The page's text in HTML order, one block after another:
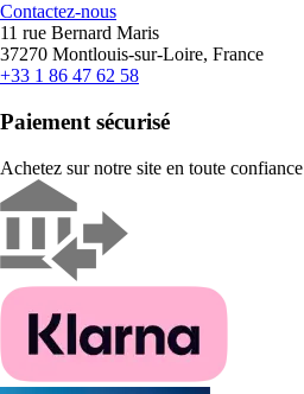
Contactez-nous
11 rue Bernard Maris
37270 Montlouis-sur-Loire, France
+33 1 86 47 62 58
Paiement sécurisé
Achetez sur notre site en toute confiance